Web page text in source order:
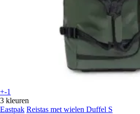
+-1
3 kleuren
Eastpak Reistas met wielen Duffel S